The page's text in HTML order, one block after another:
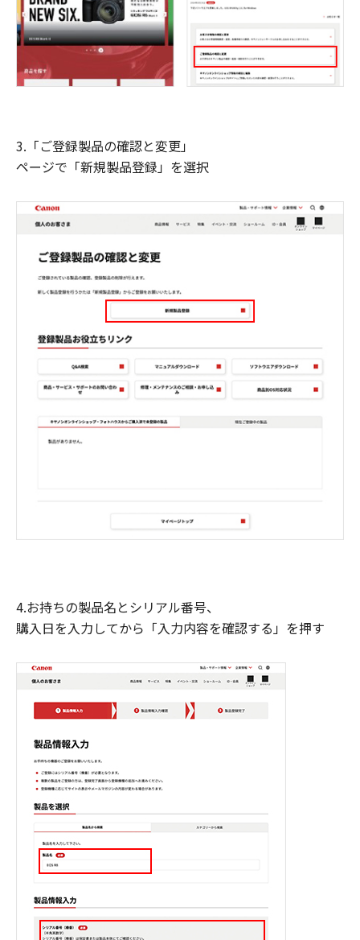
3.「ご登録製品の確認と変更」
ページで「新規製品登録」を選択
4.お持ちの製品名とシリアル番号、
購入日を入力してから「入力内容を確認する」を押す